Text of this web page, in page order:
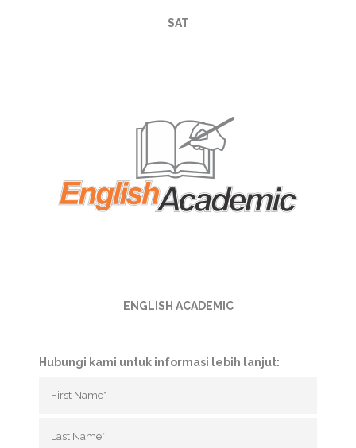
SAT
ENGLISH ACADEMIC
Hubungi kami untuk informasi lebih lanjut: